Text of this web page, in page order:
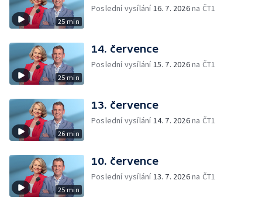
25 min
Poslední vysílání16. 7. 2026na ČT1
25 min
14. července
Poslední vysílání15. 7. 2026na ČT1
26 min
13. července
Poslední vysílání14. 7. 2026na ČT1
25 min
10. července
Poslední vysílání13. 7. 2026na ČT1